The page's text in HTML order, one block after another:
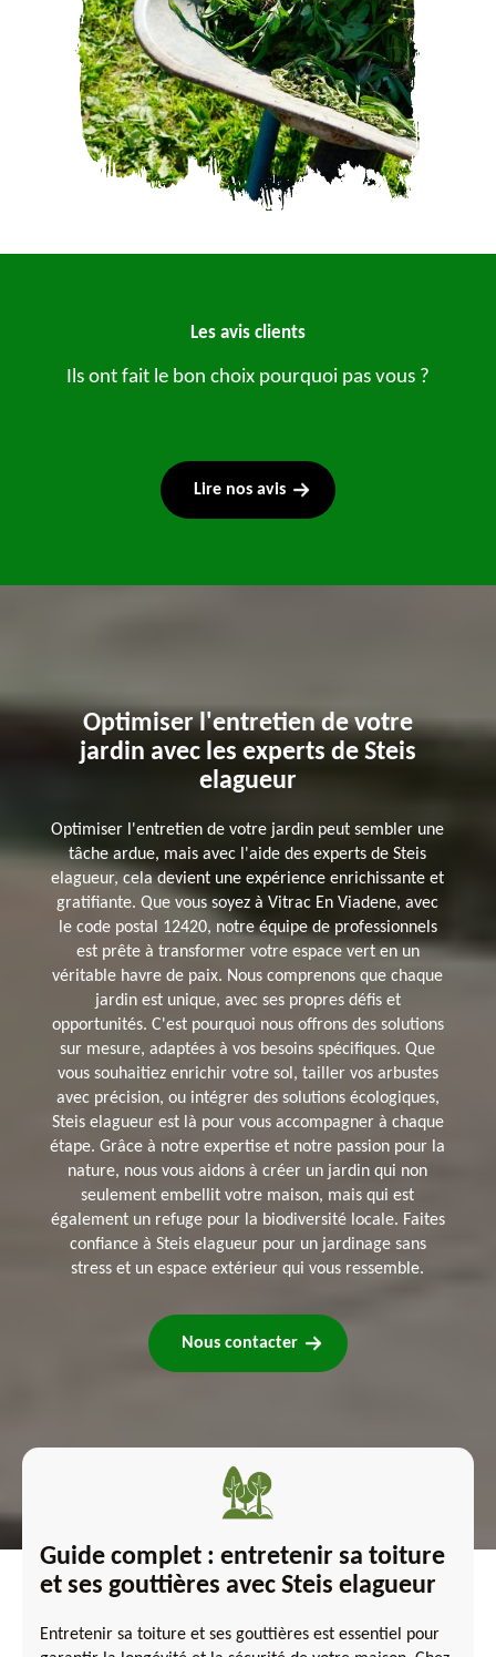
Les avis clients
Ils ont fait le bon choix pourquoi pas vous ?
Lire nos avis
Optimiser l'entretien de votre
jardin avec les experts de Steis
elagueur
Optimiser l'entretien de votre jardin peut sembler une
tâche ardue, mais avec l'aide des experts de Steis
elagueur, cela devient une expérience enrichissante et
gratifiante. Que vous soyez à Vitrac En Viadene, avec
le code postal 12420, notre équipe de professionnels
est prête à transformer votre espace vert en un
véritable havre de paix. Nous comprenons que chaque
jardin est unique, avec ses propres défis et
opportunités. C'est pourquoi nous offrons des solutions
sur mesure, adaptées à vos besoins spécifiques. Que
vous souhaitiez enrichir votre sol, tailler vos arbustes
avec précision, ou intégrer des solutions écologiques,
Steis elagueur est là pour vous accompagner à chaque
étape. Grâce à notre expertise et notre passion pour la
nature, nous vous aidons à créer un jardin qui non
seulement embellit votre maison, mais qui est
également un refuge pour la biodiversité locale. Faites
confiance à Steis elagueur pour un jardinage sans
stress et un espace extérieur qui vous ressemble.
Nous contacter
Guide complet : entretenir sa toiture
et ses gouttières avec Steis elagueur
Entretenir sa toiture et ses gouttières est essentiel pour